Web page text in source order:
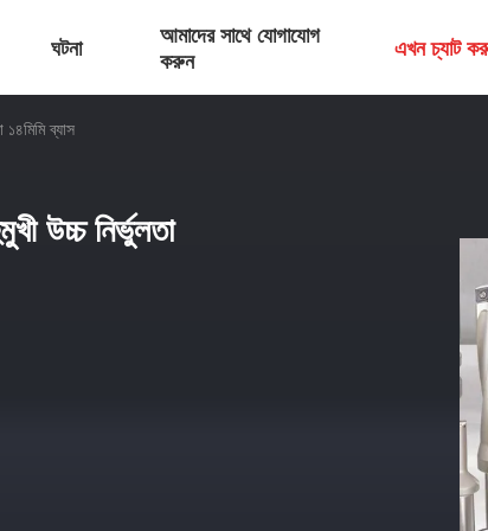
ঘটনা
আমাদের সাথে যোগাযোগ
করুন
এখন চ্যাট
ব্যাস
উচ্চ নির্ভুলতা